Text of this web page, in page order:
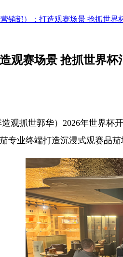
销部）：打造观赛场景 抢抓世界
观赛场景 抢抓世界杯
观抓世郭华）2026年世界杯
专业终端打造沉浸式观赛品